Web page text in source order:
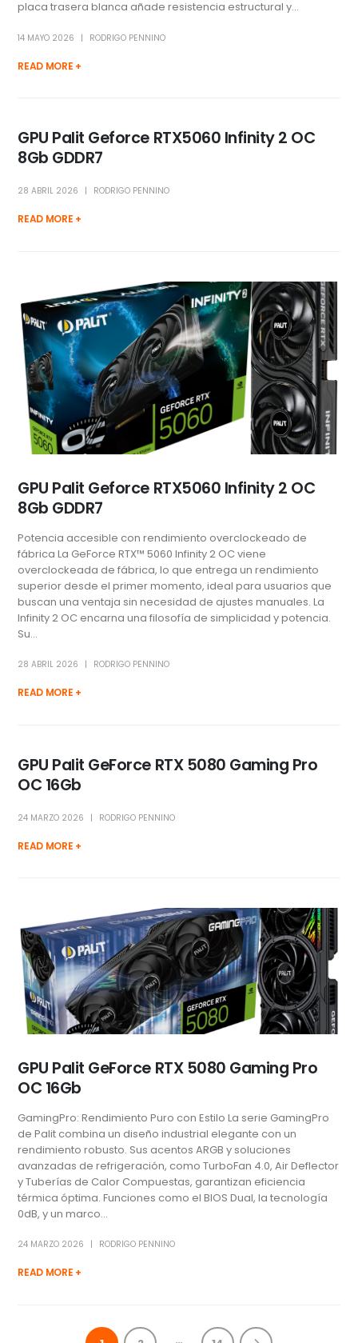
placa trasera blanca añade resistencia estructural y...
14 MAYO 2026 RODRIGO PENNINO
READ MORE +
GPU Palit Geforce RTX5060 Infinity 2 OC
8Gb GDDR7
28 ABRIL 2026 RODRIGO PENNINO
READ MORE +
GPU Palit Geforce RTX5060 Infinity 2 OC
8Gb GDDR7
Potencia accesible con rendimiento overclockeado de
fábrica La GeForce RTX™ 5060 Infinity 2 OC viene
overclockeada de fábrica, lo que entrega un rendimiento
superior desde el primer momento, ideal para usuarios que
buscan una ventaja sin necesidad de ajustes manuales. La
Infinity 2 OC encarna una filosofía de simplicidad y potencia.
Su...
28 ABRIL 2026 RODRIGO PENNINO
READ MORE +
GPU Palit GeForce RTX 5080 Gaming Pro
OC 16Gb
24 MARZO 2026 RODRIGO PENNINO
READ MORE +
GPU Palit GeForce RTX 5080 Gaming Pro
OC 16Gb
GamingPro: Rendimiento Puro con Estilo La serie GamingPro
de Palit combina un diseño industrial elegante con un
rendimiento robusto. Sus acentos ARGB y soluciones
avanzadas de refrigeración, como TurboFan 4.0, Air Deflector
y Tuberías de Calor Compuestas, garantizan eficiencia
térmica óptima. Funciones como el BIOS Dual, la tecnología
0dB, y un marco...
24 MARZO 2026 RODRIGO PENNINO
READ MORE +